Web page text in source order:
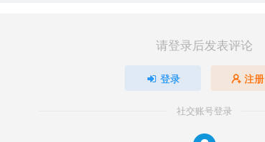
请登录后发表评论
登录 注册
社交账号登录